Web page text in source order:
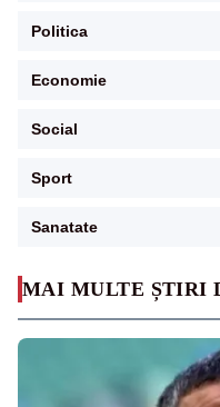
MAI MULTE ȘTIRI
Politica
Economie
Social
Sport
Sanatate